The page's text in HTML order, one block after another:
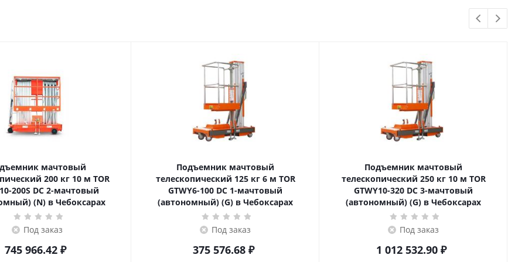
мачтовый
200 кг 10 м TOR
200S DC 2-мачтовый
(N) в Чебоксарах
Под заказ
745 966.42₽
Подъемник мачтовый
телескопический 125 кг 6 м TOR
GTWY6-100 DC 1-мачтовый
(автономный) (G) в Чебоксарах
Под заказ
375 576.68₽
Подъемник мачтовый
телескопический 250 кг 10 м TOR
GTWY10-320 DC 3-мачтовый
(автономный) (G) в Чебоксарах
Под заказ
1 012 532.90 ₽